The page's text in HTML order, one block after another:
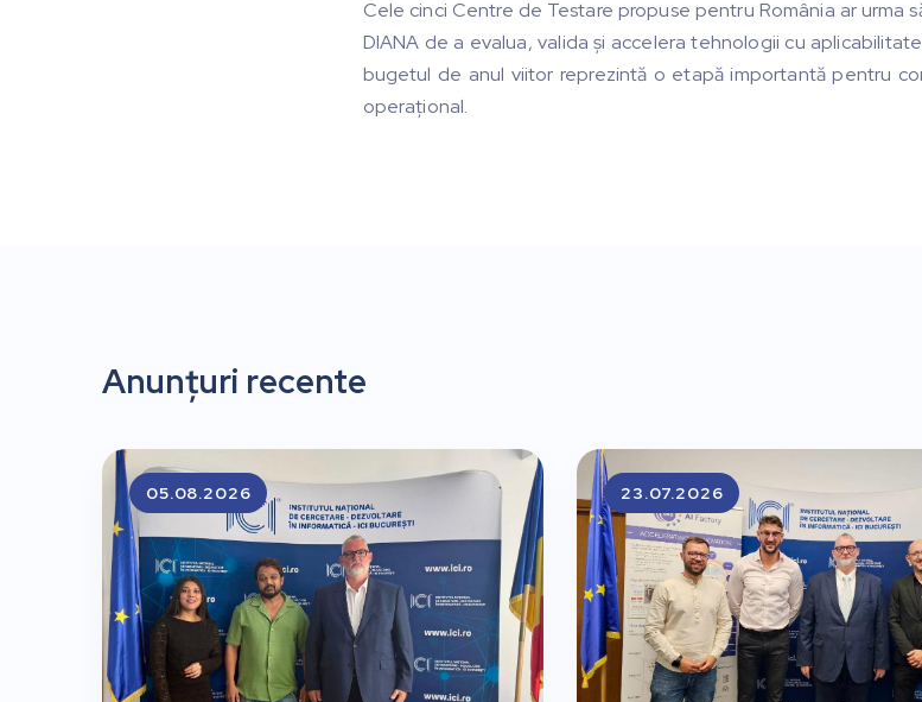
Cele cinci Centre de Testare propuse pentru România ar urma
DIANA de a evalua, valida și accelera tehnologii cu
bugetul de anul viitor reprezintă o etapă importantă pentru
operațional.
Anunțuri recente
05.08.2026 23.07.2026